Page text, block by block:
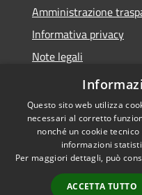
Amministrazione
Informativa privacy
Note legali
Dichiarazione di
Accessibilità
Questo sito web utilizza
necessari al corretto
nonché un cookie
informazioni
Per maggiori dettagli, può
ACCETTA TUTTO